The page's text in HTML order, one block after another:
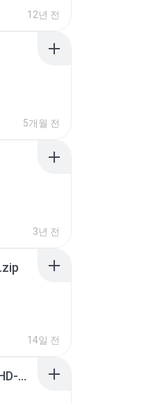
12년 전
5개월 전
3년 전
14일 전
Sony Vegas Pro 8.0b Build 217-AVCHD-MPG-AC3 FIXED.7z